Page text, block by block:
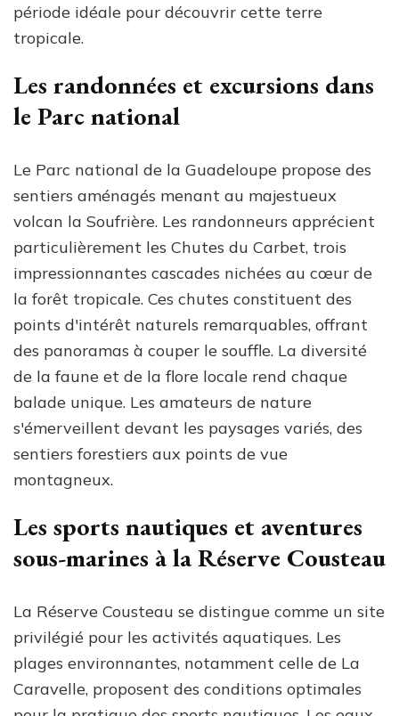
période idéale pour découvrir cette terre
tropicale.
Les randonnées et excursions dans
le Parc national
Le Parc national de la Guadeloupe propose des
sentiers aménagés menant au majestueux
volcan la Soufrière. Les randonneurs apprécient
particulièrement les Chutes du Carbet, trois
impressionnantes cascades nichées au cœur de
la forêt tropicale. Ces chutes constituent des
points d'intérêt naturels remarquables, offrant
des panoramas à couper le souffle. La diversité
de la faune et de la flore locale rend chaque
balade unique. Les amateurs de nature
s'émerveillent devant les paysages variés, des
sentiers forestiers aux points de vue
montagneux.
Les sports nautiques et aventures
sous-marines à la Réserve Cousteau
La Réserve Cousteau se distingue comme un site
privilégié pour les activités aquatiques. Les
plages environnantes, notamment celle de La
Caravelle, proposent des conditions optimales